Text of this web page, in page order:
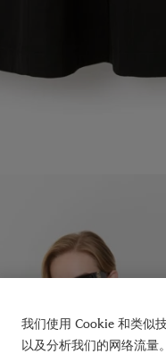
我们使用 Cookie 和类似
以及分析我们的网络流量。